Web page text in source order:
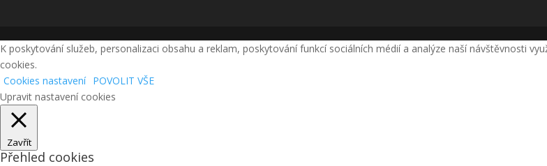
K poskytování služeb, personalizaci obsahu a reklam, poskytování funkcí sociálních médií a analýze naší návštěvnosti
cookies.
Cookies nastavení POVOLIT VŠE
Upravit nastavení cookies
Zavřít
Přehled cookies